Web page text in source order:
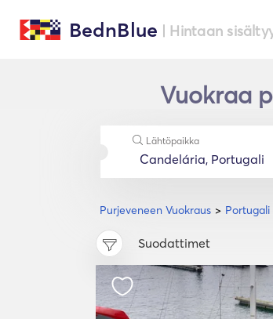
BednBlue | Hintaan
Vuokraa
Purjeveneen Vuokraus Portugali
Lähtöpaikka
Suodattimet